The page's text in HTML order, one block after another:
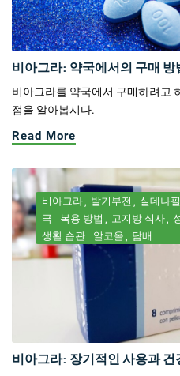
비아그라: 약국에서의 구매 방
비아그라를 약국에서 구매하려고
점을 알아봅시다.
Read More
비아그라 발기부전 실데나필
극
복용 방법 고지방 식사
생활 습관
알코올 담배
비아그라: 장기적인 사용과 건